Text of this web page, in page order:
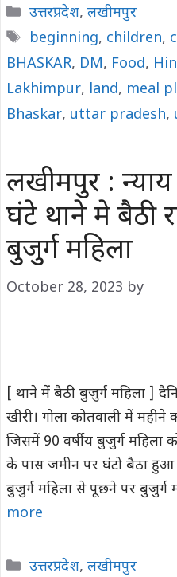
Categories
उत्तरप्रदेश, लखीमपुर
Tags
beginning, children,
BHASKAR, DM, Food,
Lakhimpur, land, meal
Bhaskar, uttar pradesh,
लखीमपुर :
घंटे थाने मे बैठी
बुजुर्ग महिला
October 28, 2023 by
[ थाने में बैठी बुज़ुर्ग महिला ]
खीरी। गोला कोतवाली में
जिसमें 90 वर्षीय बुजुर्ग महिला
के पास जमीन पर घंटो बैठा हुआ
बुजुर्ग महिला से पूछने पर बुजुर्ग
more
Categories
उत्तरप्रदेश, लखीमपुर